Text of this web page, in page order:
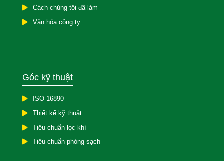
Cách chúng tôi đã làm
Văn hóa công ty
Góc kỹ thuật
ISO 16890
Thiết kế kỹ thuật
Tiêu chuẩn lọc khí
Tiêu chuẩn phòng sạch